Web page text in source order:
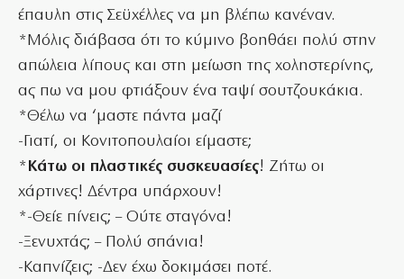
έπαυλη στις Σεϋχέλλες να μη βλέπω κανέναν.
*Μόλις διάβασα ότι το κύμινο βοηθάει πολύ στην
απώλεια λίπους και στη μείωση της χοληστερίνης,
ας πω να μου φτιάξουν ένα ταψί σουτζουκάκια.
*Θέλω να ‘μαστε πάντα μαζί
-Γιατί, οι Κονιτοπουλαίοι είμαστε;
*Κάτω οι πλαστικές συσκευασίες! Ζήτω οι
χάρτινες! Δέντρα υπάρχουν!
*-Θείε πίνεις; – Ούτε σταγόνα!
-Ξενυχτάς; – Πολύ σπάνια!
-Καπνίζεις; -Δεν έχω δοκιμάσει ποτέ.